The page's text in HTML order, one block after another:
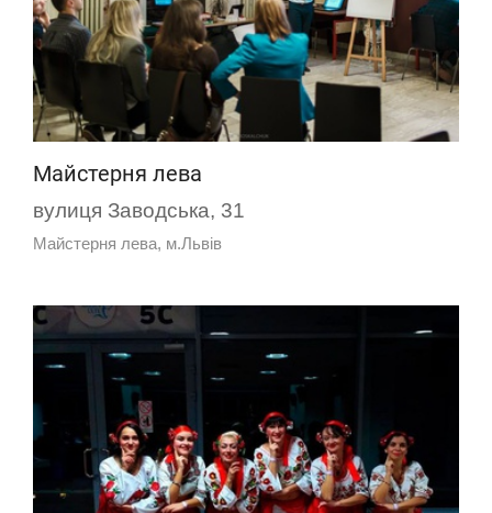
Майстерня лева
вулиця Заводська, 31
Майстерня лева, м.Львів